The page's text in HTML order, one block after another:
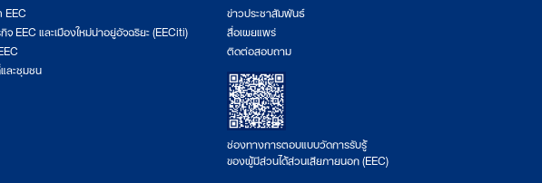
EEC
จ EEC และเมืองใหม่น่าอยู่อัจฉริยะ (EECiti)
ะชุมชน
ข่าวประชาสัมพันธ์
สื่อเผยแพร่
ติดต่อสอบถาม
ช่องทางการตอบแบบวัดการรับรู้
ของผู้มีส่วนได้ส่วนเสียภายนอก (EEC)